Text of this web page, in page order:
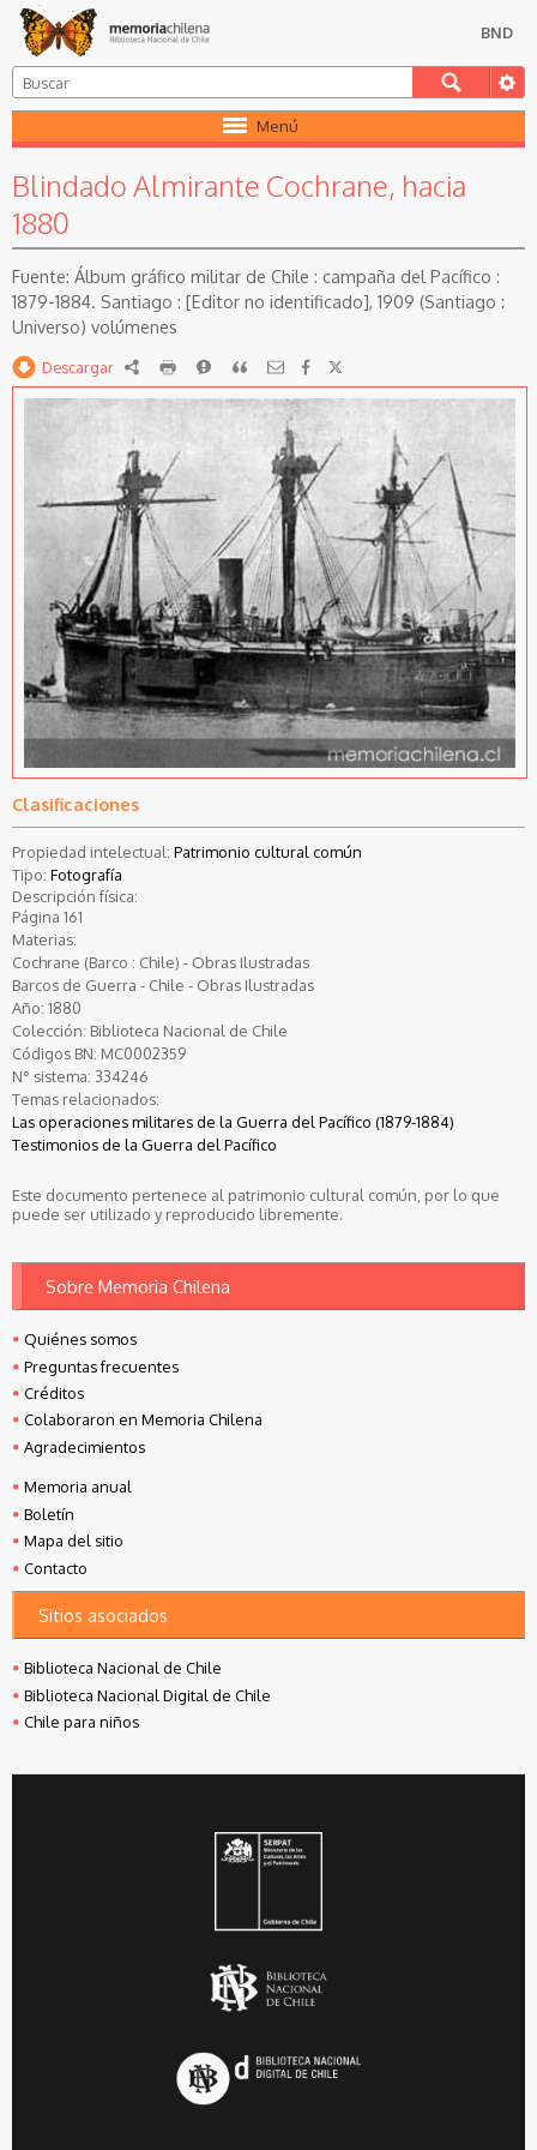
BND
Menú
Blindado Almirante Cochrane, hacia
1880
Álbum gráfico militar de Chile : campaña del Pacífico :
1879-1884. Santiago : [Editor no identificado], 1909 (Santiago :
Universo) volúmenes
Descargar RDF imprimirReportarCitar
Clasificaciones
Propiedad intelectual: Patrimonio cultural común
Tipo: Fotografía
Descripción física:
Página 161
Materias:
Cochrane (Barco : Chile) - Obras Ilustradas
Barcos de Guerra - Chile - Obras Ilustradas
Año: 1880
Colección: Biblioteca Nacional de Chile
Códigos BN: MC0002359
N° sistema: 334246
Temas relacionados:
Las operaciones militares de la Guerra del Pacífico (1879-1884)
Testimonios de la Guerra del Pacífico
Este documento pertenece al patrimonio cultural común, por lo que
puede ser utilizado y reproducido libremente.
Sobre Memoria Chilena
Quiénes somos
Preguntas frecuentes
Créditos
Colaboraron en Memoria Chilena
Agradecimientos
Memoria anual
Boletín
Mapa del sitio
Contacto
Sitios asociados
Biblioteca Nacional de Chile
Biblioteca Nacional Digital de Chile
Chile para niños